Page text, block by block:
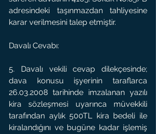
adresindeki taşınmazdan tahliyesine
karar verilmesini talep etmiştir.
Davalı Cevabı:
5. Davalı vekili cevap dilekçesinde;
dava konusu işyerinin taraflarca
26.03.2008 tarihinde imzalanan yazılı
kira sözleşmesi uyarınca müvekkili
tarafından aylık 500TL kira bedeli ile
kiralandığını ve bugüne kadar işlemiş